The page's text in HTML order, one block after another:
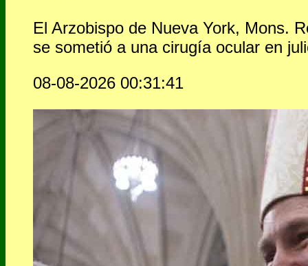
El Arzobispo de Nueva York, Mons.
se sometió a una cirugía ocular en
08-08-2026 00:31:41